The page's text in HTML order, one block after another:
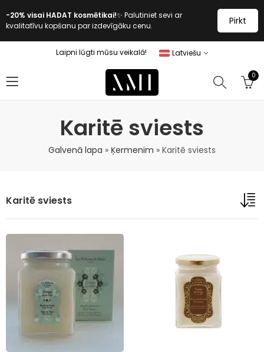
-20% visai HADAT kosmētikai!✨ Palutiniet sevi ar
kvalitatīvu kopšanu par izdevīgāku cenu.
Pirkt
Laipni lūgti mūsu veikalā! Latviešu
0
Karitē sviests
Galvenā lapa » Ķermenim » Karitē sviests
Karitē sviests